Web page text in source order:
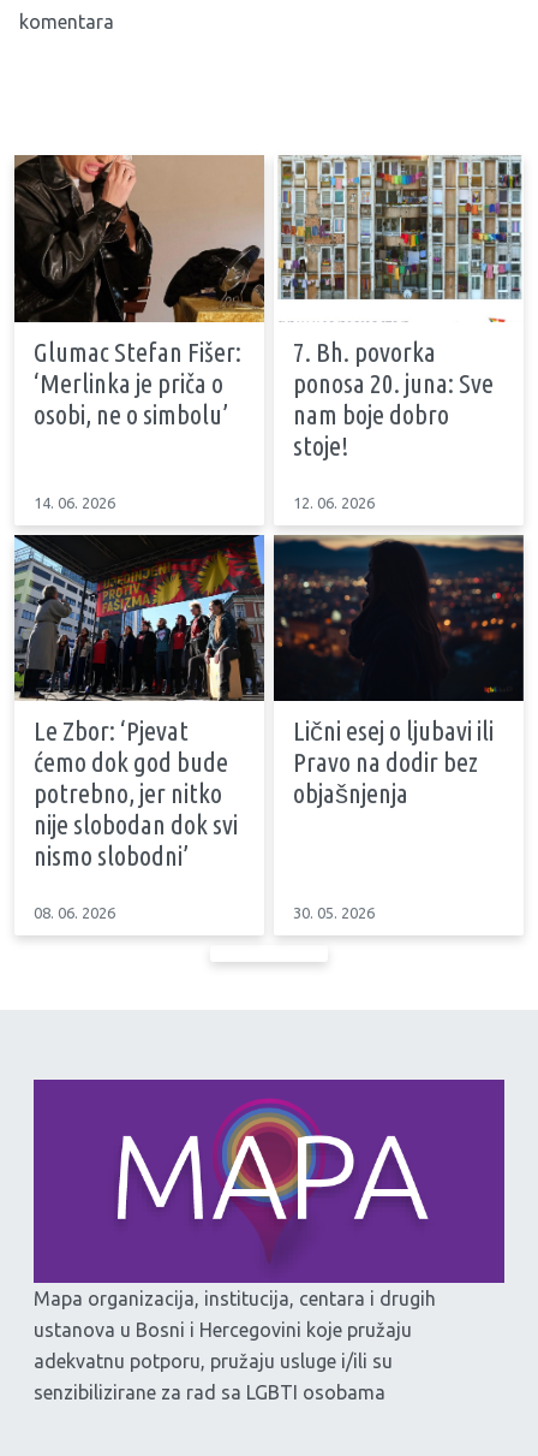
komentara
Glumac Stefan Fišer:
‘Merlinka je priča o
osobi, ne o simbolu’
14. 06. 2026
7. Bh. povorka
ponosa 20. juna: Sve
nam boje dobro
stoje!
12. 06. 2026
Le Zbor: ‘Pjevat
ćemo dok god bude
potrebno, jer nitko
nije slobodan dok svi
nismo slobodni’
08. 06. 2026
Lični esej o ljubavi ili
Pravo na dodir bez
objašnjenja
30. 05. 2026
Mapa organizacija, institucija, centara i drugih
ustanova u Bosni i Hercegovini koje pružaju
adekvatnu potporu, pružaju usluge i/ili su
senzibilizirane za rad sa LGBTI osobama